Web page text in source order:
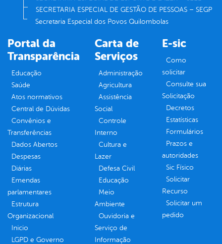
SECRETARIA ESPECIAL DE GESTÃO DE PESSOAS – SEGP
Secretaria Especial dos Povos Quilombolas
Portal da
Transparência
Educação
Saúde
Atos normativos
Central de Dúvidas
Convênios e
Transferências
Dados Abertos
Despesas
Diárias
Emendas
parlamentares
Estrutura
Organizacional
Inicio
LGPD e Governo
Carta de
Serviços
Administração
Agricultura
Assistência
Social
Controle
Interno
Cultura e
Lazer
Defesa Civil
Educação
Meio
Ambiente
Ouvidoria e
Serviço de
Informação
E-sic
Como
solicitar
Consulte sua
Solicitação
Decretos
Estatísticas
Formulários
Prazos e
autoridades
Sic Físico
Solicitar
Recurso
Solicitar um
pedido